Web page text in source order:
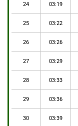
24 03:19
25 03:22
26 03:26
27 03:29
28 03:33
29 03:36
30 03:39